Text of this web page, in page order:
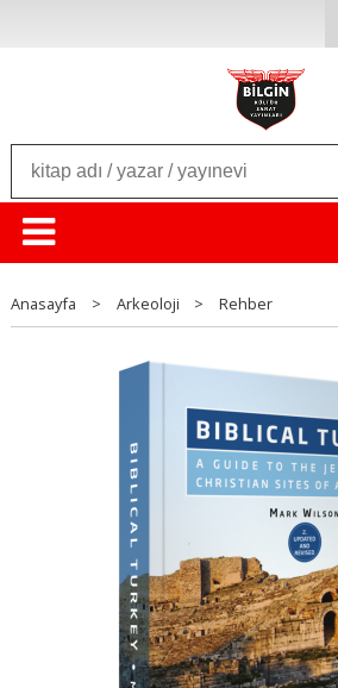
Anasayfa > Arkeoloji > Rehber